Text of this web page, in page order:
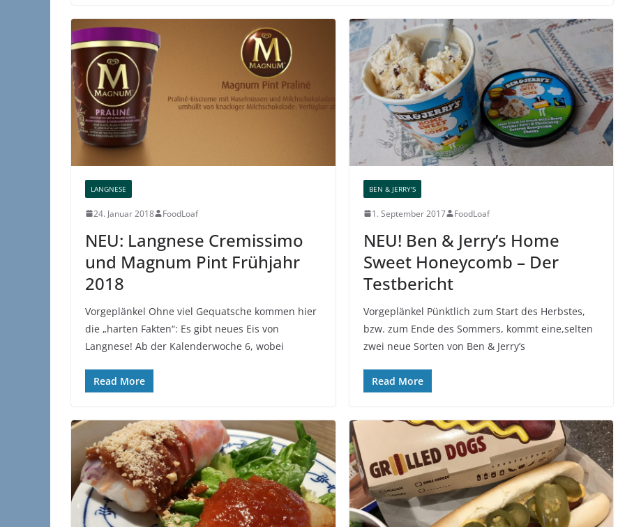
LANGNESE
24. Januar 2018 FoodLoaf
NEU: Langnese Cremissimo
und Magnum Pint Frühjahr
2018
Vorgeplänkel Ohne viel Gequatsche kommen hier
die „harten Fakten“: Es gibt neues Eis von
Langnese! Ab der Kalenderwoche 6, wobei
Read More
BEN & JERRY'S
1. September 2017 FoodLoaf
NEU! Ben & Jerry’s Home
Sweet Honeycomb – Der
Testbericht
Vorgeplänkel Pünktlich zum Start des Herbstes,
bzw. zum Ende des Sommers, kommt eine,selten
zwei neue Sorten von Ben & Jerry’s
Read More